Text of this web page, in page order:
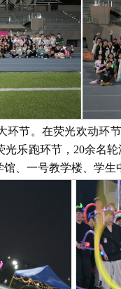
环节。在荧光欢动环
乐跑环节，20余名
、一号教学楼、学生